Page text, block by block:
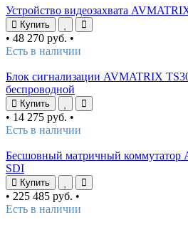
Устройство видеозахвата
Купить
• 48 270 руб. •
Есть в наличии
Блок сигнализации AVMATRIX
беспроводной
Купить
• 14 275 руб. •
Есть в наличии
Бесшовный матричный коммутатор
SDI
Купить
• 225 485 руб. •
Есть в наличии